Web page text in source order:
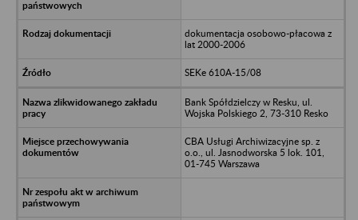
dokumentacja osobowo-płacowa z
lat 2000-2006
SEKe 610A-15/08
Bank Spółdzielczy w Resku, ul.
Wojska Polskiego 2, 73-310 Resko
CBA Usługi Archiwizacyjne sp. z
o.o., ul. Jasnodworska 5 lok. 101,
01-745 Warszawa